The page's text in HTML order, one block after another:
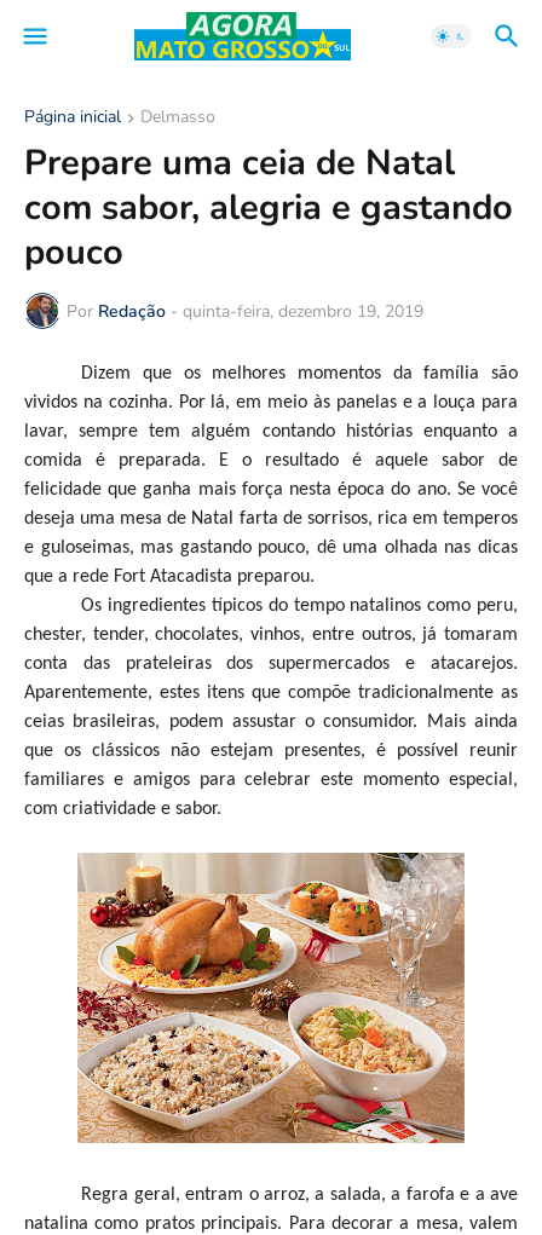
Página inicial Delmasso
Prepare uma ceia de Natal
com sabor, alegria e gastando
pouco
Por Redação - quinta-feira, dezembro 19, 2019
Dizem que os melhores momentos da família são
vividos na cozinha. Por lá, em meio às panelas e a louça para
lavar, sempre tem alguém contando histórias enquanto a
comida é preparada. E o resultado é aquele sabor de
felicidade que ganha mais força nesta época do ano. Se você
deseja uma mesa de Natal farta de sorrisos, rica em temperos
e guloseimas, mas gastando pouco, dê uma olhada nas dicas
que a rede Fort Atacadista preparou.
Os ingredientes típicos do tempo natalinos como peru,
chester, tender, chocolates, vinhos, entre outros, já tomaram
conta das prateleiras dos supermercados e atacarejos.
Aparentemente, estes itens que compõe tradicionalmente as
ceias brasileiras, podem assustar o consumidor. Mais ainda
que os clássicos não estejam presentes, é possível reunir
familiares e amigos para celebrar este momento especial,
com criatividade e sabor.
Regra geral, entram o arroz, a salada, a farofa e a ave
natalina como pratos principais. Para decorar a mesa, valem